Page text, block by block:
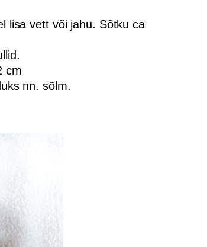
lisa vett või jahu. Sõtku ca
cm
nn. sõlm.